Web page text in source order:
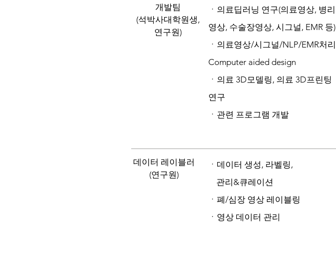
개발팀
(석박사대학원생,
연구원)
ㆍ의료딥러닝 연구(의료영상, 병리
영상, 수술장영상, 시그널, EMR 등)
ㆍ의료영상/시그널/NLP/EMR처리
Computer aided design
ㆍ의료 3D모델링, 의료 3D프린팅
연구
ㆍ관련 프로그램 개발
​데이터 레이블러
​(연구원)
ㆍ데이터 생성, 라벨링,
관리&큐레이션
ㆍ폐/심장 영상 레이블링
ㆍ영상 데이터 관리